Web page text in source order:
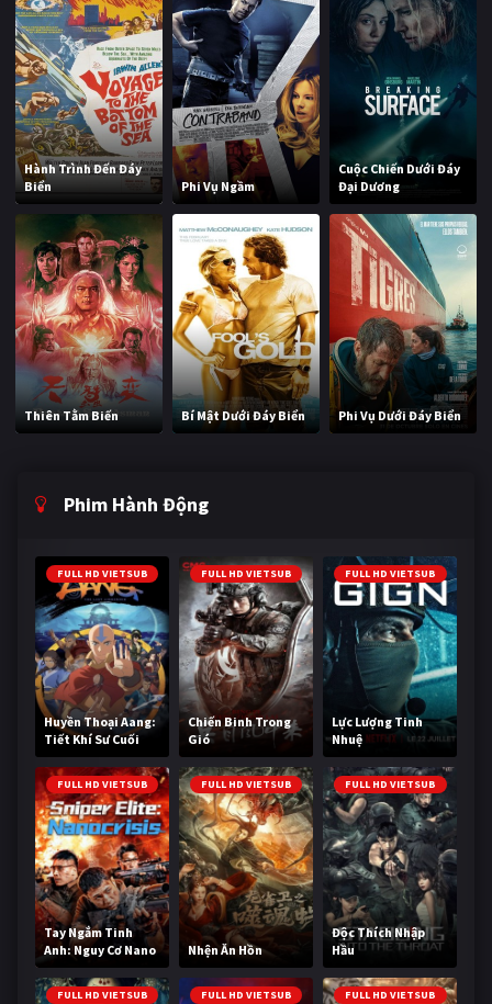
Hành Trình Đến Đáy
Biển
Phi Vụ Ngầm
Cuộc Chiến Dưới Đáy
Đại Dương
Thiên Tằm Biến Bí Mật Dưới Đáy Biển Phi Vụ Dưới Đáy Biển
Phim Hành Động
FULL HD VIETSUB
Huyền Thoại Aang:
Tiết Khí Sư Cuối
Cùng
FULL HD VIETSUB
Chiến Binh Trong
Gió
FULL HD VIETSUB
Lực Lượng Tinh
Nhuệ
FULL HD VIETSUB
Tay Ngắm Tinh
Anh: Nguy Cơ Nano
FULL HD VIETSUB
Nhện Ăn Hồn
FULL HD VIETSUB
Độc Thích Nhập
Hầu
FULL HD VIETSUB FULL HD VIETSUB FULL HD VIETSUB